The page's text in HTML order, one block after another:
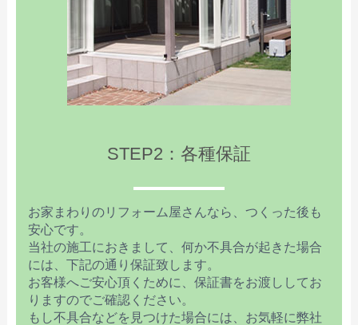
STEP2：各種保証
お家まわりのリフォーム屋さんなら、つくった後も
安心です。
当社の施工におきまして、何か不具合が起きた場合
には、下記の通り保証致します。
お客様へご安心頂くために、保証書をお渡ししてお
りますのでご確認ください。
もし不具合などを見つけた場合には、お気軽に弊社